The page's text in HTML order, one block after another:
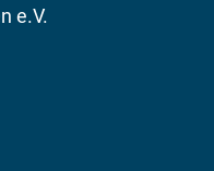
e.V.